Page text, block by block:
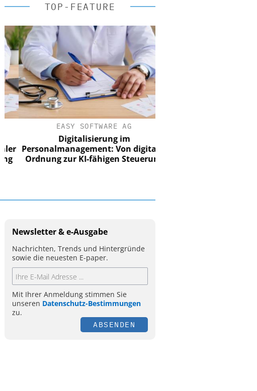
TOP-FEATURE
EASY SOFTWARE AG
Digitalisierung im
Personalmanagement: Von digitaler
Ordnung zur KI-fähigen Steuerung
Newsletter & e-Ausgabe
Nachrichten, Trends und Hintergründe
sowie die neuesten E-paper.
Mit Ihrer Anmeldung stimmen Sie
unseren Datenschutz-Bestimmungen
zu.
ABSENDEN